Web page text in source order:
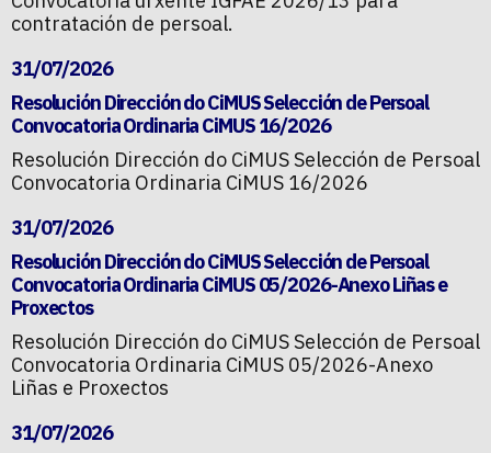
contratación de persoal.
31/07/2026
Resolución Dirección do CiMUS Selección de Persoal
Convocatoria Ordinaria CiMUS 16/2026
Resolución Dirección do CiMUS Selección de Persoal
Convocatoria Ordinaria CiMUS 16/2026
31/07/2026
Resolución Dirección do CiMUS Selección de Persoal
Convocatoria Ordinaria CiMUS 05/2026-Anexo Liñas e
Proxectos
Resolución Dirección do CiMUS Selección de Persoal
Convocatoria Ordinaria CiMUS 05/2026-Anexo
Liñas e Proxectos
31/07/2026